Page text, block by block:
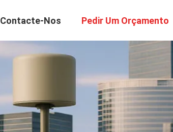
Contacte-Nos Pedir Um Orçamento